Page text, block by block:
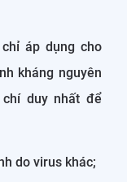
áp dụng cho
kháng nguyên
chí duy nhất để
do virus khác;